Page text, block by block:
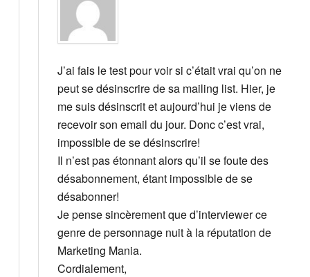
J’ai fais le test pour voir si c’était vrai qu’on ne
peut se désinscrire de sa mailing list. Hier, je
me suis désinscrit et aujourd’hui je viens de
recevoir son email du jour. Donc c’est vrai,
impossible de se désinscrire!
Il n’est pas étonnant alors qu’il se foute des
désabonnement, étant impossible de se
désabonner!
Je pense sincèrement que d’interviewer ce
genre de personnage nuit à la réputation de
Marketing Mania.
Cordialement,